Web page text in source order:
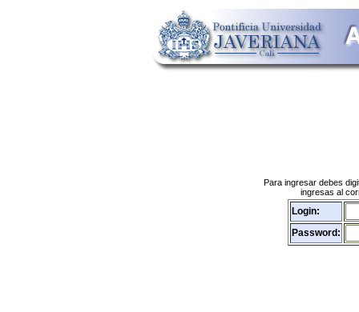
Para ingresar debes
ingresas al
Login:
Password: